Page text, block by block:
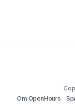
Om OpenHours